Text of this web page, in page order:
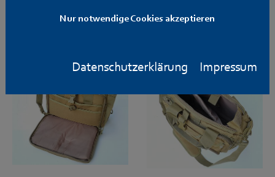
Nur notwendige Cookies akzeptieren
Datenschutzerklärung Impressum